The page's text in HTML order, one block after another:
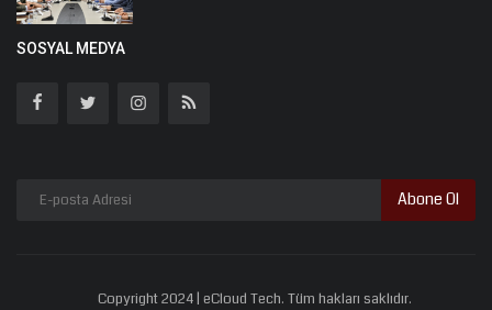
SOSYAL MEDYA
Abone Ol
Copyright 2024 | eCloud Tech. Tüm hakları saklıdır.